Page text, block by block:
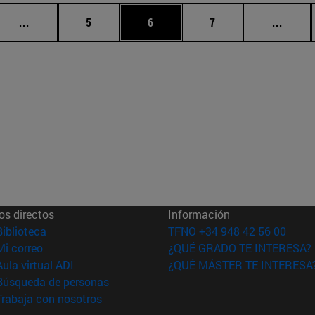
... Páginas intermedias Use TAB para desplazarse.
Página
5 Página
6 Página
7 ...
directos
(abre en nueva ventana)
correo(abre en nueva ventana)
virtual ADI (abre en nueva ventana)
de personas(abre en nueva ventana)
con nosotros(abre en nueva ventana)
Información
TFNO +34 948 42 56 00
¿QUÉ GRADO TE INTERESA?
¿QUÉ MÁSTER TE